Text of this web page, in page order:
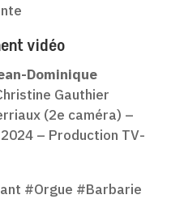
vidéo
Dominique
Gauthier
(2e caméra) –
– Production TV-
#Orgue #Barbarie